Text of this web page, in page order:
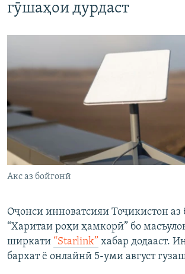
гӯшаҳои дурдаст
Акс аз бойгонӣ
Оҷонси инноватсияи Тоҷикистон аз
“Харитаи роҳи ҳамкорӣ” бо
ширкати “Starlink” хабар додааст.
бархат ё онлайнӣ 5-уми август